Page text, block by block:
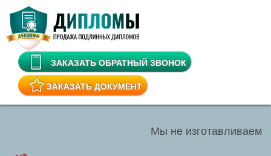
ЗАКАЗАТЬ ОБРАТНЫЙ ЗВОНОК
ЗАКАЗАТЬ ДОКУМЕНТ
Мы не изготавливаем